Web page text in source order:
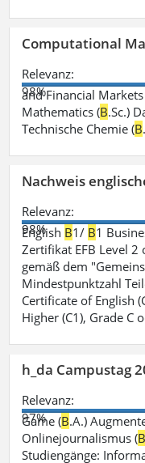
Computational
Relevanz:
98%
and Financial Markets
Mathematics (B.Sc.)
Technische Chemie (B
Nachweis
Relevanz:
98%
English B1/ B1
Zertifikat EFB Level
gemäß dem
Mindestpunktzahl
Certificate of English
Higher (C1), Grade C
h_da Campustag
Relevanz:
97%
Game (B.A.)
Onlinejournalismus (B
Studiengänge: